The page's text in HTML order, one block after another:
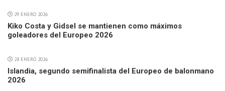
29 ENERO 2026
Kiko Costa y Gidsel se mantienen como máximos
goleadores del Europeo 2026
28 ENERO 2026
Islandia, segundo semifinalista del Europeo de balonmano
2026